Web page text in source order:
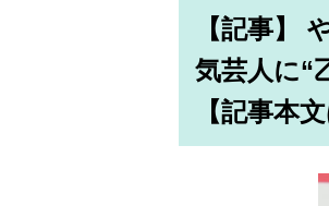
【記事】
気芸人に“
【記事本